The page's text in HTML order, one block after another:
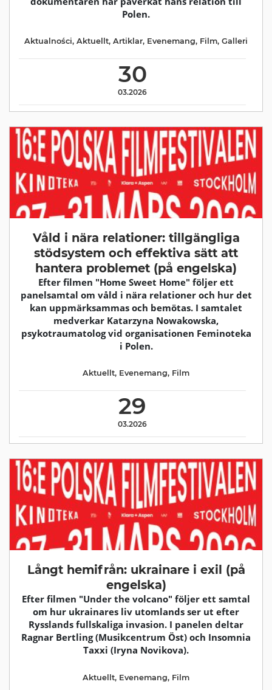
Polen.
30
03.2026
Aktualności, Aktuellt, Artiklar, Evenemang, Film, Galleri
Våld i nära relationer: tillgängliga
stödsystem och effektiva sätt att
hantera problemet (på engelska)
Efter filmen "Home Sweet Home" följer ett
panelsamtal om våld i nära relationer och hur det
kan uppmärksammas och bemötas. I samtalet
medverkar Katarzyna Nowakowska,
psykotraumatolog vid organisationen Feminoteka
i Polen.
29
03.2026
Aktuellt, Evenemang, Film
Långt hemifrån: ukrainare i exil (på
engelska)
Efter filmen "Under the volcano" följer ett samtal
om hur ukrainares liv utomlands ser ut efter
Rysslands fullskaliga invasion. I panelen deltar
Ragnar Bertling (Musikcentrum Öst) och Insomnia
Taxxi (Iryna Novikova).
Aktuellt, Evenemang, Film